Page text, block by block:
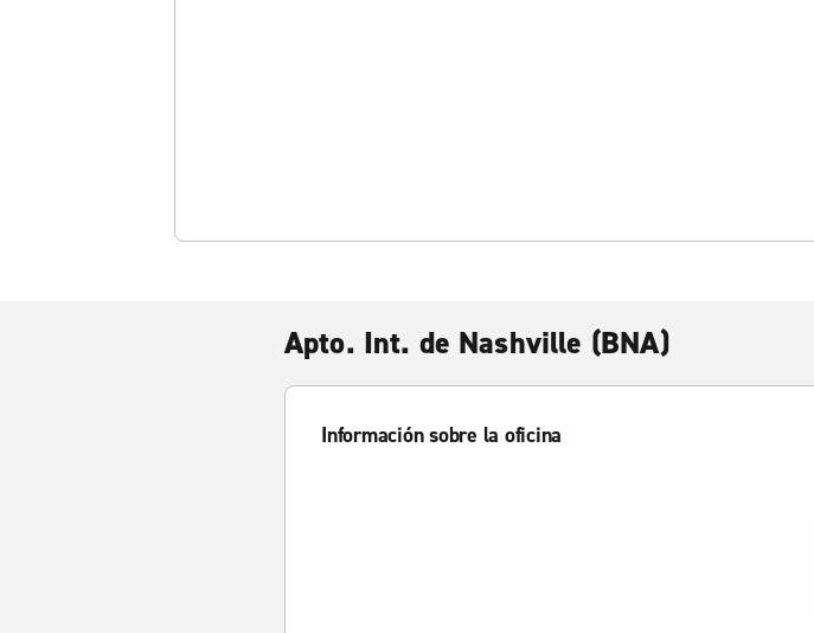
Apto. Int. de Nashville (BNA)
Información sobre la oficina